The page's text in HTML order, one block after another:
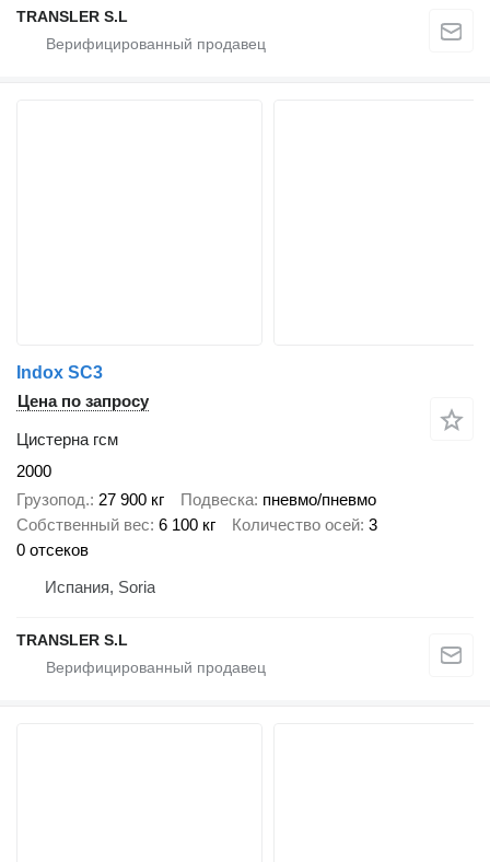
TRANSLER S.L
Indox SC3
Цена по запросу
Цистерна гсм
2000
Грузопод. 27 900 кг Подвеска пневмо/пневмо
Собственный вес 6 100 кг Количество осей 3
0 отсеков
Испания, Soria
TRANSLER S.L